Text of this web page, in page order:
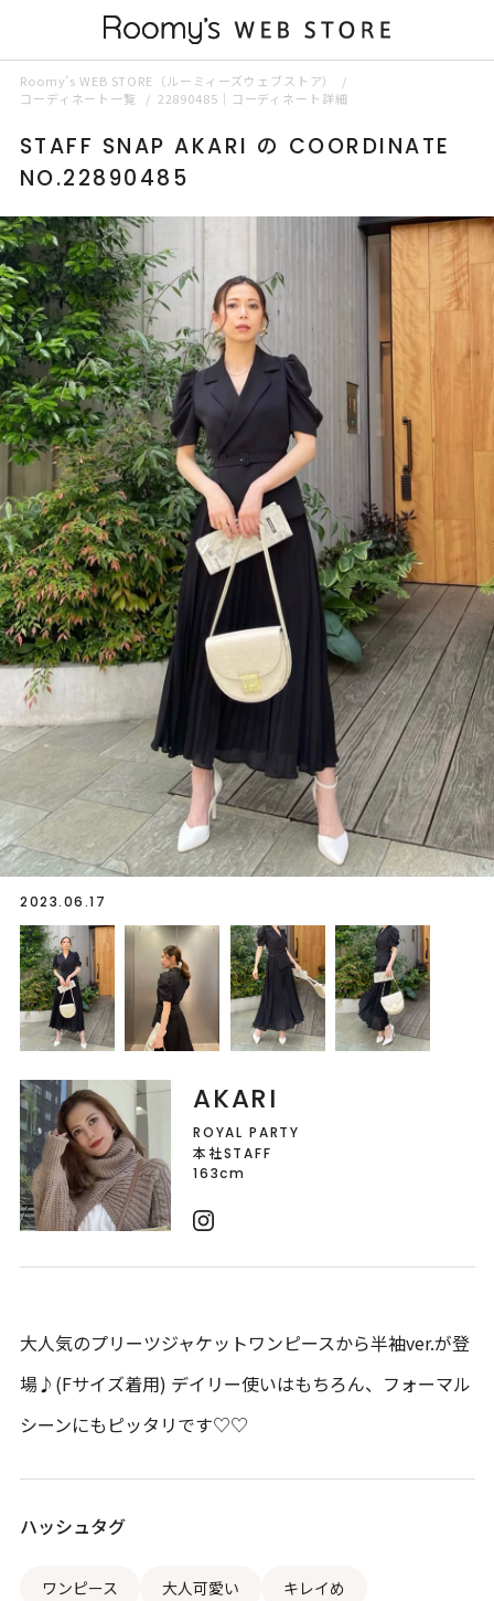
Roomy’s WEB STORE（ルーミィーズウェブストア）
コーディネート一覧
22890485｜コーディネート詳細
STAFF SNAP AKARI の COORDINATE
NO.22890485
2023.06.17
AKARI
ROYAL PARTY
本社STAFF
163cm
大人気のプリーツジャケットワンピースから半袖ver.が登
場♪(Fサイズ着用) デイリー使いはもちろん、フォーマル
シーンにもピッタリです♡♡
ハッシュタグ
ワンピース 大人可愛い
キレイめ